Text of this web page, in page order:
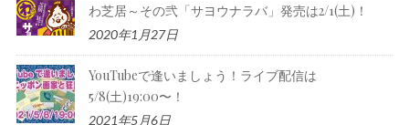
わ芝居～その弐「サヨウナラバ」発売は2/1(土)！
2020年1月27日
YouTubeで逢いましょう！ライブ配信は
5/8(土)19:00〜！
2021年5月6日